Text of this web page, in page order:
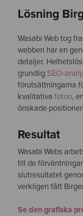
Lösning
Wasabi Web tog
webben har en
detaljer.
grundligSEO-
förutsättningarna
kvalitativa foton,
önskade
Resultat
Wasabi Webs
till de
slutresultatet
verkligen fått
Se den grafiska